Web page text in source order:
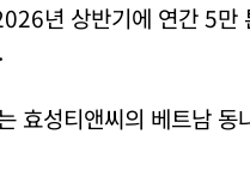
년 상반기에 연간 5만
효성티앤씨의 베트남 동